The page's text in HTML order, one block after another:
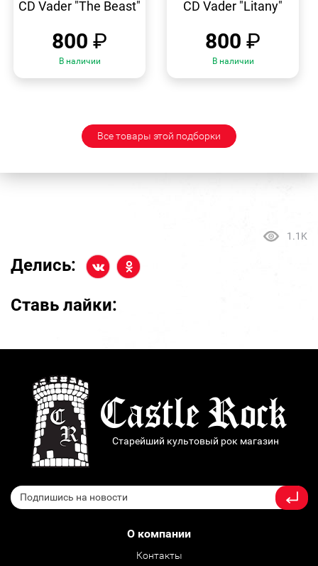
CD Vader "The Beast"
800 ₽
В наличии
CD Vader "Litany"
800 ₽
В наличии
Все товары этой подборки
1.1K
Делись:
Ставь лайки:
Старейший культовый рок магазин
О компании
Контакты